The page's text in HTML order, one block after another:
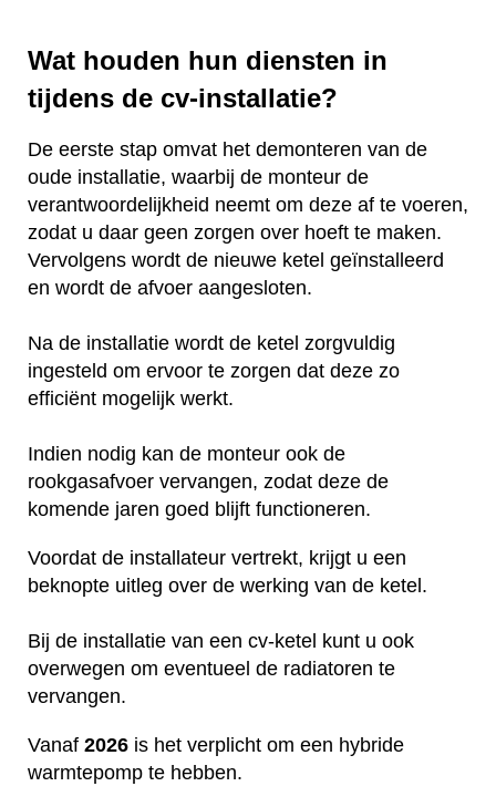
Wat houden hun diensten in
tijdens de cv-installatie?
De eerste stap omvat het demonteren van de
oude installatie, waarbij de monteur de
verantwoordelijkheid neemt om deze af te voeren,
zodat u daar geen zorgen over hoeft te maken.
Vervolgens wordt de nieuwe ketel geïnstalleerd
en wordt de afvoer aangesloten.
Na de installatie wordt de ketel zorgvuldig
ingesteld om ervoor te zorgen dat deze zo
efficiënt mogelijk werkt.
Indien nodig kan de monteur ook de
rookgasafvoer vervangen, zodat deze de
komende jaren goed blijft functioneren.
Voordat de installateur vertrekt, krijgt u een
beknopte uitleg over de werking van de ketel.
Bij de installatie van een cv-ketel kunt u ook
overwegen om eventueel de radiatoren te
vervangen.
Vanaf 2026 is het verplicht om een hybride
warmtepomp te hebben.